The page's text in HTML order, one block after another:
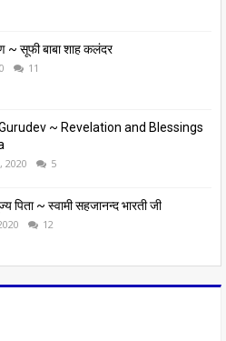
सूफी बाबा शाह कलंदर
11
~ Revelation and Blessings
2020 5
पिता ~ स्वामी सहजानन्द भारती जी
12